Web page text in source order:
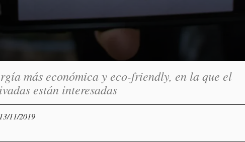
más económica y eco-friendly, en la que el
están interesadas
11/2019